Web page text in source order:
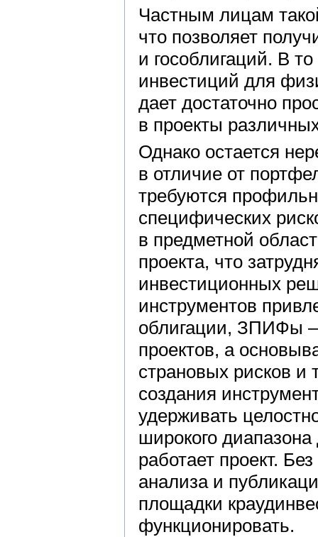
Частным лицам
что позволяет
и гособлигаций. В
инвестиций для
дает достаточно
в проекты
Однако остается
в отличие от
требуются
специфических
в предметной
проекта, что
инвестиционных
инструментов
облигации, ЗПИФы
проектов, а
страновых рисков и
создания
удерживать
широкого
работает проект.
анализа и
площадки
функционировать.